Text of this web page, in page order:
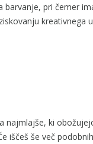
barvanje, pri čemer
kreativnega
najmlajše, ki
iščeš še več